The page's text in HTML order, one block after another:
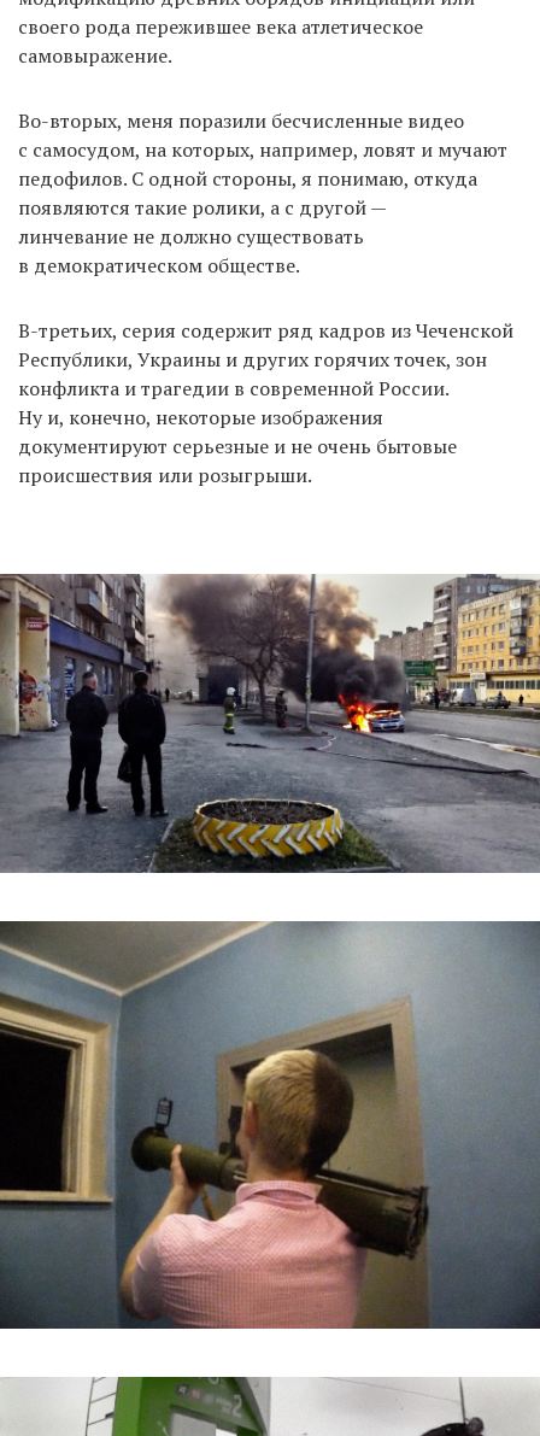
своего рода пережившее века атлетическое
самовыражение.
Во-вторых, меня поразили бесчисленные видео
с самосудом, на которых, например, ловят и мучают
педофилов. С одной стороны, я понимаю, откуда
появляются такие ролики, а с другой —
линчевание не должно существовать
в демократическом обществе.
В-третьих, серия содержит ряд кадров из Чеченской
Республики, Украины и других горячих точек, зон
конфликта и трагедии в современной России.
Ну и, конечно, некоторые изображения
документируют серьезные и не очень бытовые
происшествия или розыгрыши.